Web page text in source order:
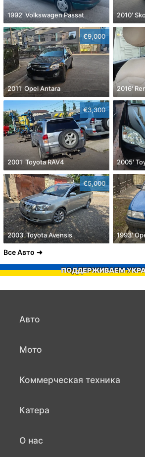
1992' Volkswagen Passat 2010'
€9,000
2011' Opel Antara 2016'
€3,300
2001' Toyota RAV4 2005'
€5,000
2003' Toyota Avensis 1993'
Все Авто
ПОДДЕРЖИВАЕМ
Авто
Мото
Коммерческая техника
Катера
О нас